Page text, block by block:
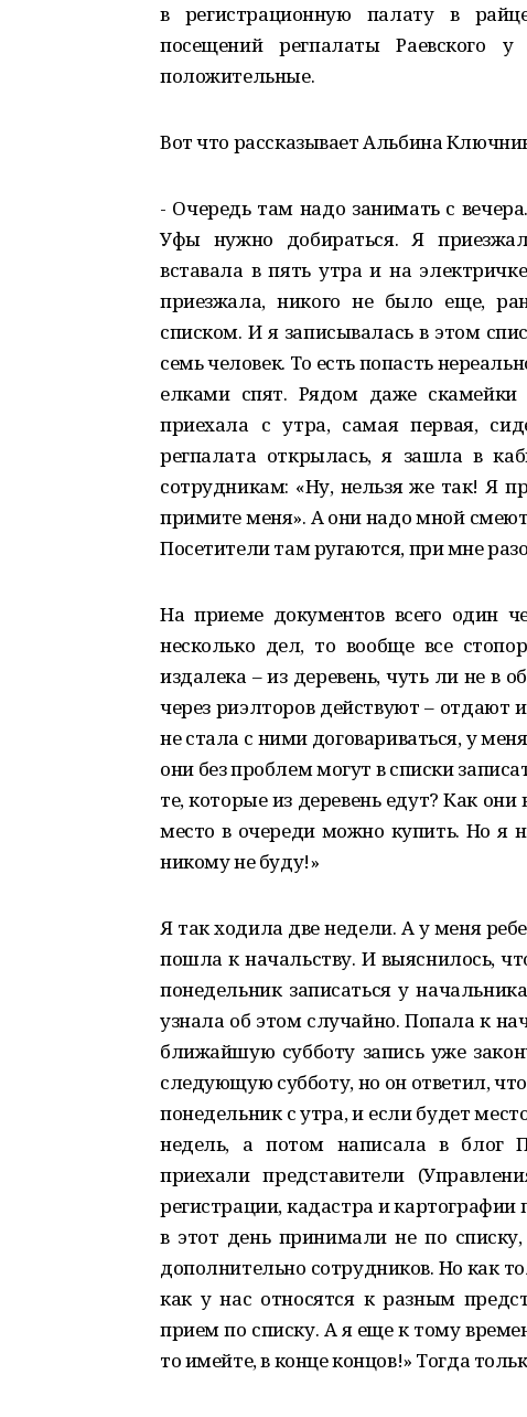
в регистрационную палату в
посещений регпалаты Раевского
положительные.
Вот что рассказывает Альбина
- Очередь там надо занимать с
Уфы нужно добираться. Я
вставала в пять утра и на
приезжала, никого не было еще,
списком. И я записывалась в этом
семь человек. То есть попасть
елками спят. Рядом даже
приехала с утра, самая первая,
регпалата открылась, я зашла в
сотрудникам: «Ну, нельзя же так! Я
примите меня». А они надо мной
Посетители там ругаются, при мне
На приеме документов всего один
несколько дел, то вообще все
издалека – из деревень, чуть ли не в
через риэлторов действуют –
не стала с ними договариваться, у
они без проблем могут в списки
те, которые из деревень едут? Как
место в очереди можно купить. Но я
никому не буду!»
Я так ходила две недели. А у меня
пошла к начальству. И выяснилось,
понедельник записаться у
узнала об этом случайно. Попала к
ближайшую субботу запись уже
следующую субботу, но он ответил,
понедельник с утра, и если будет
недель, а потом написала в блог
приехали представители
регистрации, кадастра и
в этот день принимали не по
дополнительно сотрудников. Но как
как у нас относятся к разным
прием по списку. А я еще к тому
то имейте, в конце концов!» Тогда